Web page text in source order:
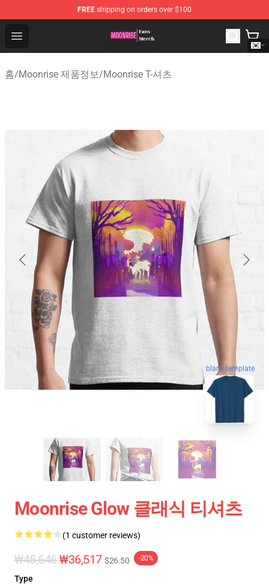
FREE shipping on orders over $100
Open menu
Moonrise Store - Official Moonrise Merchandise Shop
홈/Moonrise 제품정보/Moonrise T-셔츠
blank template
Moonrise Glow 클래식 티셔츠
(1 customer reviews)
₩45,646₩36,517 $26.50 -20%
Type